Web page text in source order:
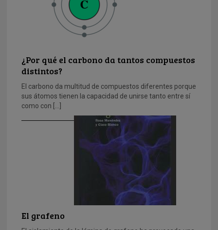
¿Por qué el carbono da tantos compuestos
distintos?
El carbono da multitud de compuestos diferentes porque
sus átomos tienen la capacidad de unirse tanto entre sí
como con […]
El grafeno